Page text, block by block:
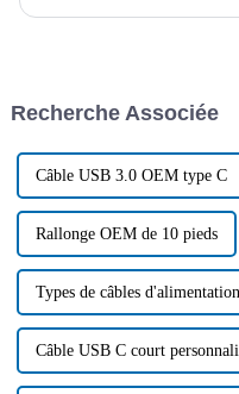
Unis.
Recherche Associée
Câble USB 3.0 OEM type C
Rallonge OEM de 10 pieds
Types de câbles
Câble USB C court